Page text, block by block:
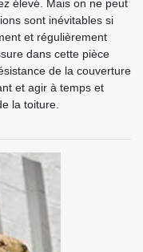
élevé. Mais on ne peut
sont inévitables si
et régulièrement
dans cette pièce
de la couverture
et agir à temps et
la toiture.